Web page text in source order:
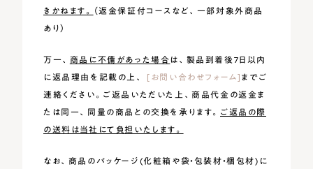
きかねます。 （返金保証付コースなど、一部対象外商品
あり）
万一、 商品に不備があった場合は、製品到着後7日以内
に返品理由を記載の上、
[お問い合わせフォーム] までご
連絡ください。ご返品いただいた上、商品代金の返金ま
たは同一、同量の商品との交換を承ります。 ご返品の際
の送料は当社にて負担いたします。
なお、商品のパッケージ(化粧箱や袋・包装材・梱包材)に